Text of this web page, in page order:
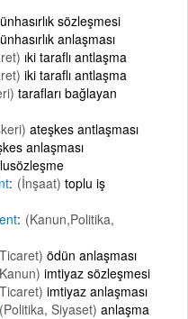
sözleşmesi
anlaşması
ıki taraflı antlaşma
iki taraflı antlaşma
tarafları bağlayan
ateşkes antlaşması
anlaşması
(İnşaat) toplu iş
(Kanun,Politika,
ödün anlaşması
imtiyaz sözleşmesi
imtiyaz anlaşması
(Politika, Siyaset) anlaşma